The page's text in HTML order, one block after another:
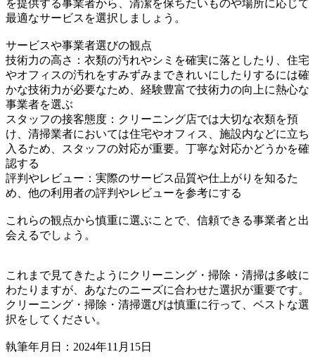
を提供する事業者から、清潔を保ちたいものや場所に応じて
最適なサービスを選択しましょう。
サービスや事業者選びの観点
技術力の高さ：衣類の汚れやシミを確実に落としたり、住宅
やオフィスの汚れをすみずみまできれいにしたりするには確
かな技術力が必要なため、経験豊富で技術力の向上に熱心な
事業者を選ぶ
スタッフの接客態度：クリーニング店では大切な衣類を預
け、清掃業者においては住宅やオフィス、施設内などに立ち
入るため、スタッフの対応が重要。丁寧な対応かどうかを確
認する
評判やレビュー：実際のサービス品質や仕上がりを知るた
め、他の利用者の評判やレビューを参考にする
これらの観点から慎重に選ぶことで、信頼できる事業者と出
会えるでしょう。
これまで見てきたようにクリーニング・掃除・清掃は多岐に
わたりますが、あなたのニーズに合わせた選択が重要です。
クリーニング・掃除・清掃選びは慎重に行って、ベストな選
択をしてください。
執筆年月日：2024年11月15日